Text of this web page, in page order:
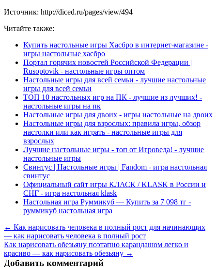
Источник: http://diced.ru/pages/view/494
Читайте также:
Купить настольные игры Хасбро в интернет-магазине -
игры настольные хасбро
Портал горячих новостей Российской Федерации |
Rusoptovik - настольные игры оптом
Настольные игры для всей семьи - лучшие настольные
игры для всей семьи
ТОП 10 настольных игр на ПК - лучшие из лучших! -
настольные игры на пк
Настольные игры для двоих - игры настольные на двоих
Настольные игры для взрослых: правила игры, обзор
настолки или как играть - настольные игры для
взрослых
Лучшие настольные игры - топ от Игроведа! - лучшие
настольные игры
Свинтус | Настольные игры | Fandom - игра настольная
свинтус
Официальный сайт игры КЛАСК / KLASK в России и
СНГ - игра настольная klask
Настольная игра Руммикуб — Купить за 7 098 тг -
руммикуб настольная игра
← Как нарисовать человека в полный рост для начинающих
— как нарисовать человека в полный рост
Как нарисовать обезьяну поэтапно карандашом легко и
красиво — как нарисовать обезьяну →
Добавить комментарий